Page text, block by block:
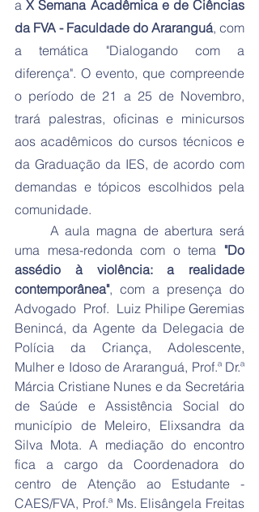
a X Semana Acadêmica e de Ciências
da FVA - Faculdade do Araranguá, com
a temática "Dialogando com a
diferença". O evento, que compreende
o período de 21 a 25 de Novembro,
trará palestras, oficinas e minicursos
aos acadêmicos do cursos técnicos e
da Graduação da IES, de acordo com
demandas e tópicos escolhidos pela
comunidade.
uma mesa-redonda com o tema "Do
assédio à violência: a realidade
contemporânea", com a presença do
Advogado  Prof.  Luiz Philipe Geremias
Benincá, da Agente da Delegacia de
Polícia da Criança, Adolescente,
Mulher e Idoso de Araranguá, Prof.ª Dr.ª
Márcia Cristiane Nunes e da Secretária
de Saúde e Assistência Social do
município de Meleiro, Elixsandra da
Silva Mota. A mediação do encontro
fica a cargo da Coordenadora do
centro de Atenção ao Estudante -
CAES/FVA, Prof.ª Ms. Elisângela Freitas